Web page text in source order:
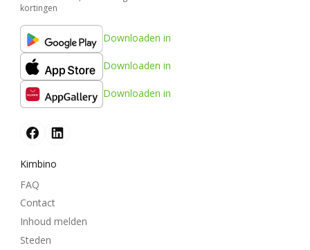
kortingen
Downloaden in
Downloaden in
Downloaden in
Kimbino
FAQ
Contact
Inhoud melden
Steden